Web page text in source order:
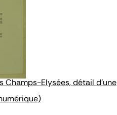
Champs-Elysées, détail d'une